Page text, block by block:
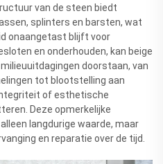
van de steen biedt
splinters en barsten, wat
onaangetast blijft voor
en onderhouden, kan beige
doorstaan, van
tot blootstelling aan
of esthetische
Deze opmerkelijke
langdurige waarde, maar
en reparatie over de tijd.